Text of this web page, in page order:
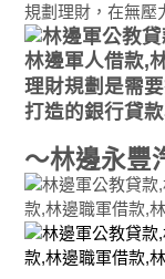
規劃理財，在無壓
理財規劃是需
打造的銀行貸
～林邊永豐